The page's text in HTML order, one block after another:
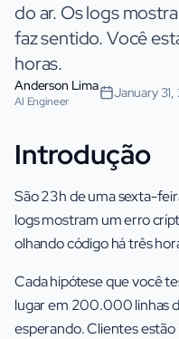
do ar. Os logs
faz sentido. Você
horas.
Anderson Lima
AI Engineer
January
Introdução
São 23h de uma sexta-
logs mostram um erro
olhando código há três
Cada hipótese que você
lugar em 200.000 linhas
esperando. Clientes estão